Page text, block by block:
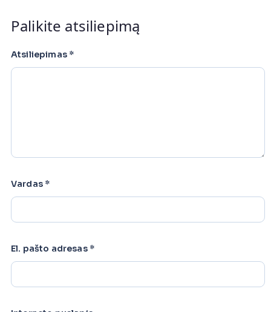
Palikite atsiliepimą
Atsiliepimas *
Vardas *
El. pašto adresas *